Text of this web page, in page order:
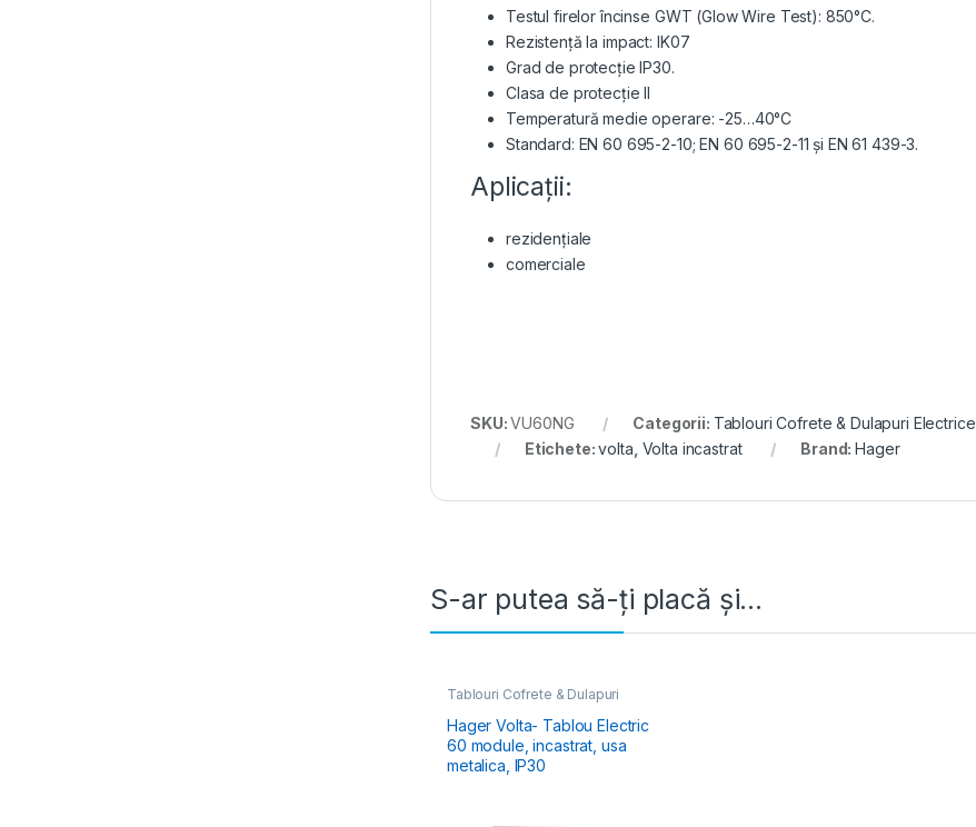
Testul firelor încinse GWT (Glow Wire Test): 850°C.
Rezistență la impact: IK07
Grad de protecție IP30.
Clasa de protecție II
Temperatură medie operare: -25…40°C
Standard: EN 60 695-2-10; EN 60 695-2-11 și EN 61 439-3.
Aplicații:
rezidențiale
comerciale
SKU:VU60NG Categorii: Tablouri Cofrete & Dulapuri Electrice
Etichete:volta, Volta incastrat Brand:Hager
S-ar putea să-ți placă și…
Tablouri Cofrete & Dulapuri
Tablouri Electrice
Rezidențiale Încastrate
Hager Volta- Tablou Electric
60 module, incastrat, usa
metalica, IP30